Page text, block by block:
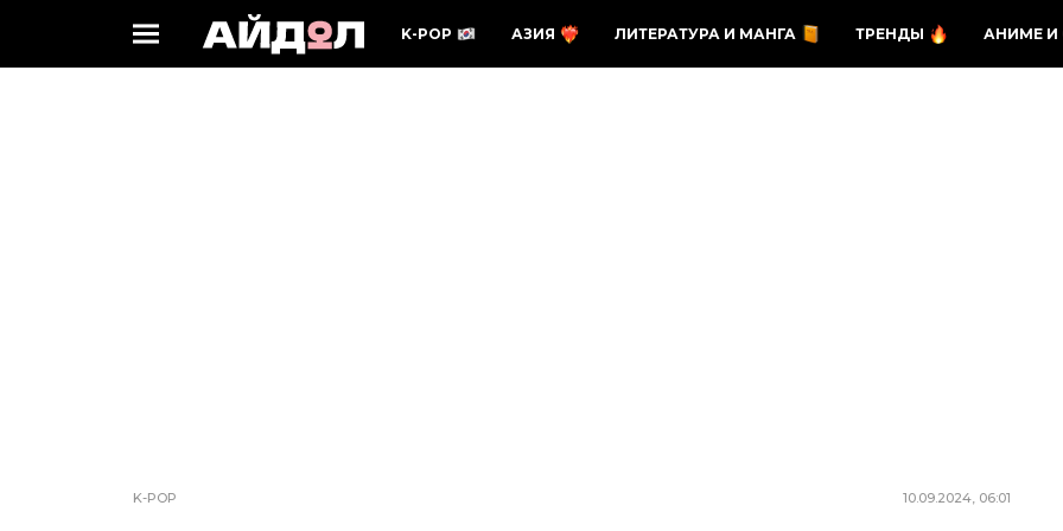
K-POP АЗИЯ ЛИТЕРАТУРА И МАНГА ТРЕНДЫ АНИМЕ И
K-POP 10.09.2024, 06:01